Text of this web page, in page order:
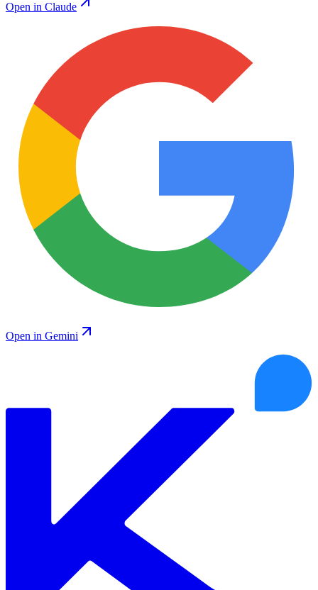
Open in Claude
Open in Gemini